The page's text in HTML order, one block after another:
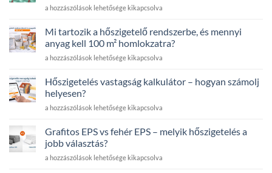
Austrotherm
rendszerlemez
Komplett
útmutató
padlófűtés
alatti
hőszigeteléshez
bejegyzéshez
a hozzászólások lehetősége kikapcsolva
Mi tartozik a hőszigetelő rendszerbe, és mennyi
anyag kell 100 m² homlokzatra?
Mi
a
hőszigetelő
rendszerbe,
és
anyag
kell
100
m²
a hozzászólások lehetősége kikapcsolva
Hőszigetelés vastagság kalkulátor – hogyan számolj
helyesen?
Hőszigetelés
kalkulátor
hogyan
számolj
a hozzászólások lehetősége kikapcsolva
Grafitos EPS vs fehér EPS – melyik hőszigetelés a
jobb választás?
Grafitos
a hozzászólások lehetősége kikapcsolva